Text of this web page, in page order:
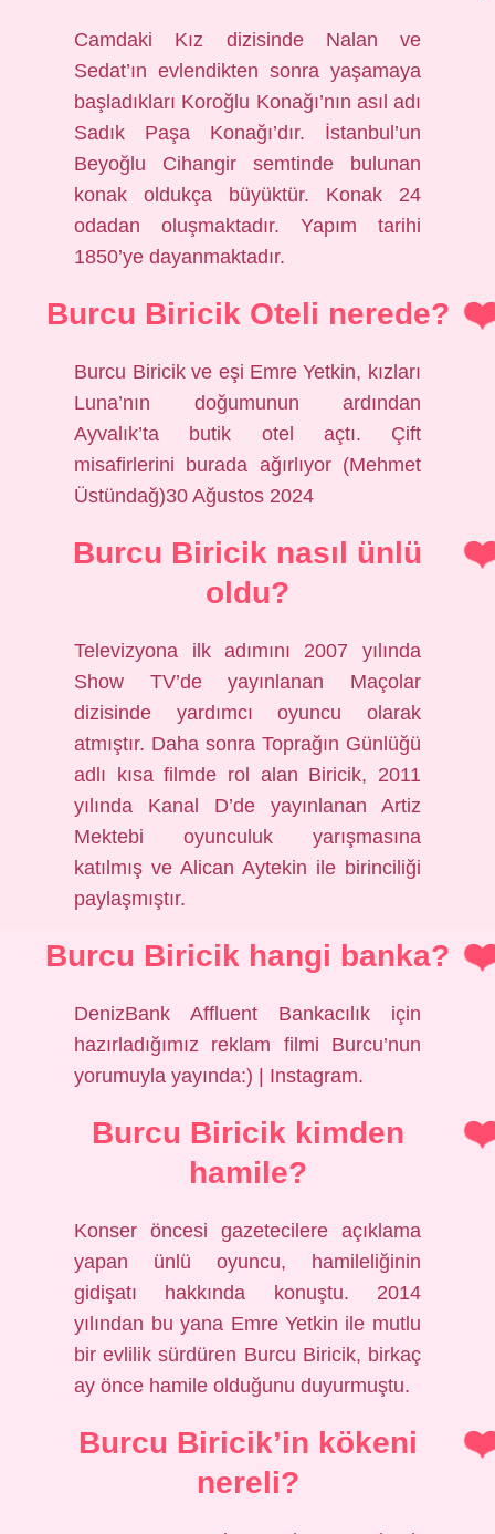
Camdaki Kız dizisinde Nalan ve
Sedat’ın evlendikten sonra yaşamaya
başladıkları Koroğlu Konağı’nın asıl adı
Sadık Paşa Konağı’dır. İstanbul’un
Beyoğlu Cihangir semtinde bulunan
konak oldukça büyüktür. Konak 24
odadan oluşmaktadır. Yapım tarihi
1850’ye dayanmaktadır.
Burcu Biricik Oteli nerede?
Burcu Biricik ve eşi Emre Yetkin, kızları
Luna’nın doğumunun ardından
Ayvalık’ta butik otel açtı. Çift
misafirlerini burada ağırlıyor (Mehmet
Üstündağ)30 Ağustos 2024
Burcu Biricik nasıl ünlü
oldu?
Televizyona ilk adımını 2007 yılında
Show TV’de yayınlanan Maçolar
dizisinde yardımcı oyuncu olarak
atmıştır. Daha sonra Toprağın Günlüğü
adlı kısa filmde rol alan Biricik, 2011
yılında Kanal D’de yayınlanan Artiz
Mektebi oyunculuk yarışmasına
katılmış ve Alican Aytekin ile birinciliği
paylaşmıştır.
Burcu Biricik hangi banka?
DenizBank Affluent Bankacılık için
hazırladığımız reklam filmi Burcu’nun
yorumuyla yayında:) | Instagram.
Burcu Biricik kimden
hamile?
Konser öncesi gazetecilere açıklama
yapan ünlü oyuncu, hamileliğinin
gidişatı hakkında konuştu. 2014
yılından bu yana Emre Yetkin ile mutlu
bir evlilik sürdüren Burcu Biricik, birkaç
ay önce hamile olduğunu duyurmuştu.
Burcu Biricik’in kökeni
nereli?